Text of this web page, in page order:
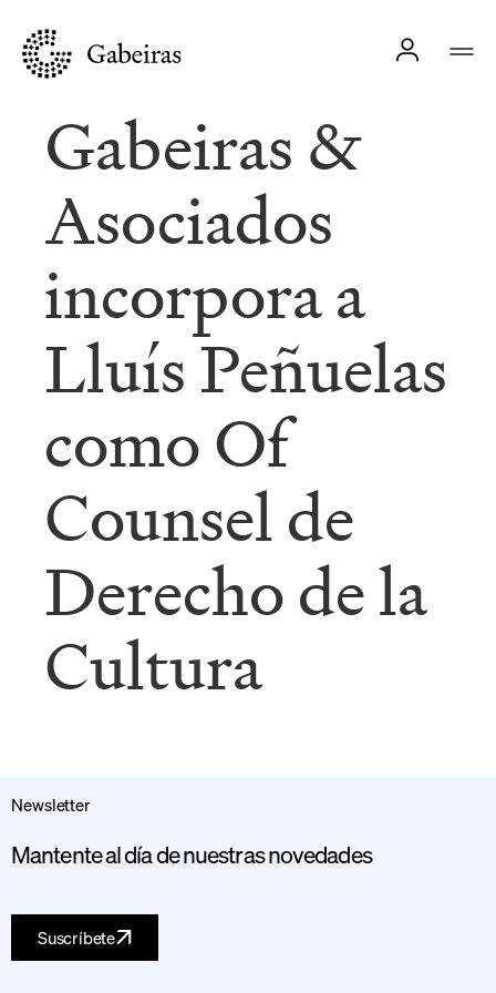
Gabeiras &
Asociados
incorpora a
Lluís Peñuelas
como Of
Counsel de
Derecho de la
Cultura
Newsletter
Mantente al día de nuestras novedades
Suscríbete